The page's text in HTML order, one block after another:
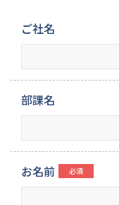
ご社名
部課名
お名前